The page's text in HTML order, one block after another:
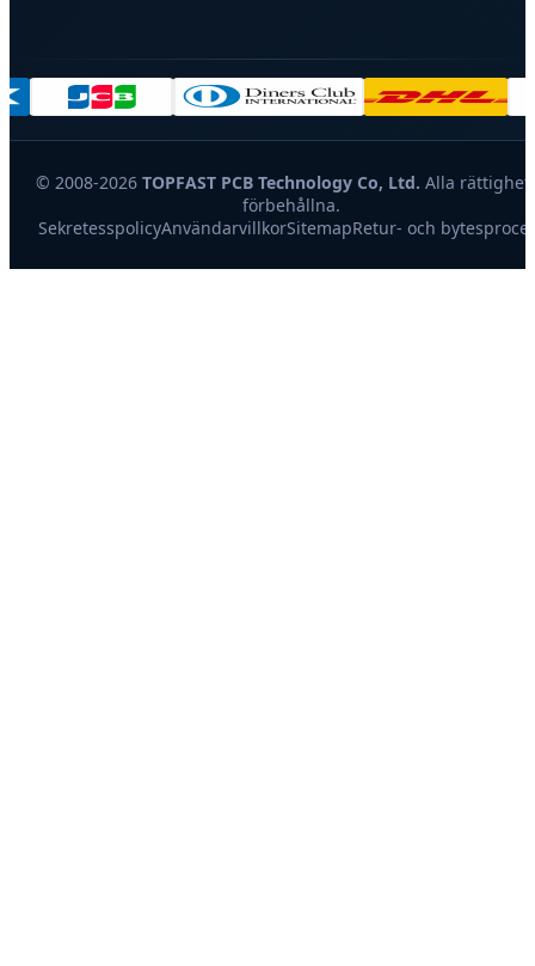
© 2008-2026 TOPFAST PCB Technology Co, Ltd. Alla
förbehållna.
SekretesspolicyAnvändarvillkorSitemapRetur- och